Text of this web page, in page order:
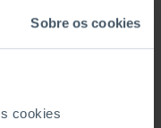
Sobre os cookies
cookies